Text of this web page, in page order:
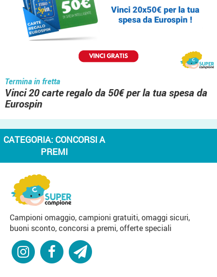
Termina in fretta
Vinci 20 carte regalo da 50€ per la tua spesa da
Eurospin
CATEGORIA: CONCORSI A
PREMI
Campioni omaggio, campioni gratuiti, omaggi sicuri,
buoni sconto, concorsi a premi, offerte speciali